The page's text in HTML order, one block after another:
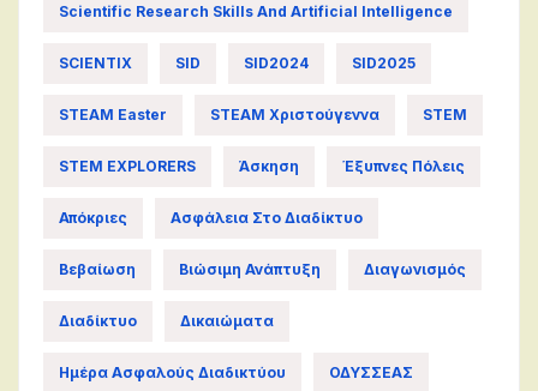
Scientific Research Skills And Artificial Intelligence
SCIENTIX SID SID2024 SID2025
STEAM Easter STEAM Χριστούγεννα STEM
STEM EXPLORERS Άσκηση Έξυπνες Πόλεις
Απόκριες Ασφάλεια Στο Διαδίκτυο
Βεβαίωση Βιώσιμη Ανάπτυξη Διαγωνισμός
Διαδίκτυο Δικαιώματα
Ημέρα Ασφαλούς Διαδικτύου ΟΔΥΣΣΕΑΣ